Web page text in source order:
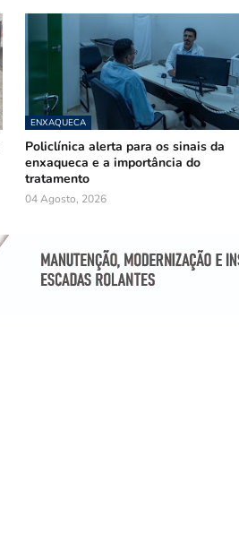
ENXAQUECA
Policlínica alerta para os sinais da
enxaqueca e a importância do
tratamento
04 Agosto, 2026